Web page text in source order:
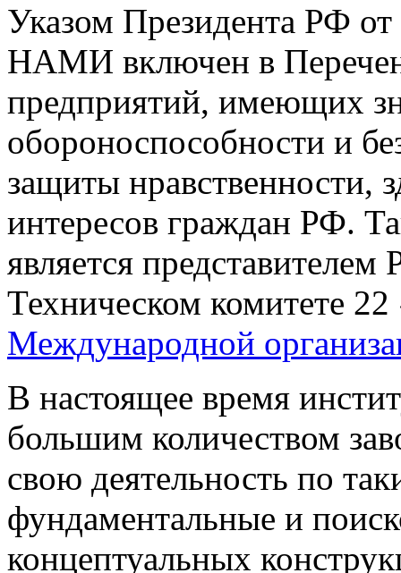
Указом Президента РФ
НАМИ включен в
предприятий, имеющих
обороноспособности и
защиты нравственности,
интересов граждан
является
Техническом комитете
Международной
В настоящее время
большим количеством
свою деятельность по
фундаментальные и
концептуальных